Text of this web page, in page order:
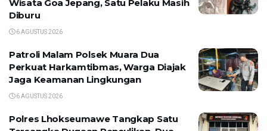
Wisata Goa Jepang, Satu Pelaku Masih
Diburu
6 AGUSTUS 2026
Patroli Malam Polsek Muara Dua
Perkuat Harkamtibmas, Warga Diajak
Jaga Keamanan Lingkungan
6 AGUSTUS 2026
Polres Lhokseumawe Tangkap Satu